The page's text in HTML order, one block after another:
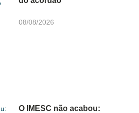
08/08/2026
O IMESC não acabou: